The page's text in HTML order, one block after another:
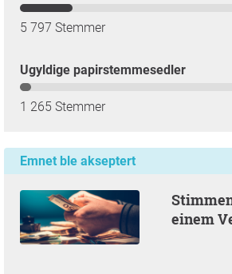
5 797 Stemmer
Ugyldige papirstemmesedler
1 265 Stemmer
Emnet ble akseptert
Stimmen Sie für die Einführung einer Vermögensteuer ab
einem